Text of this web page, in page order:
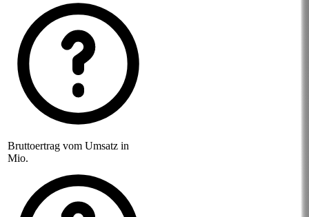
Bruttoertrag vom Umsatz in
Mio.